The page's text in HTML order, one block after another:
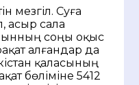
мезгіл. Суға
асыр сала
соңы оқыс
алғандар да
қаласының
бөліміне 5412